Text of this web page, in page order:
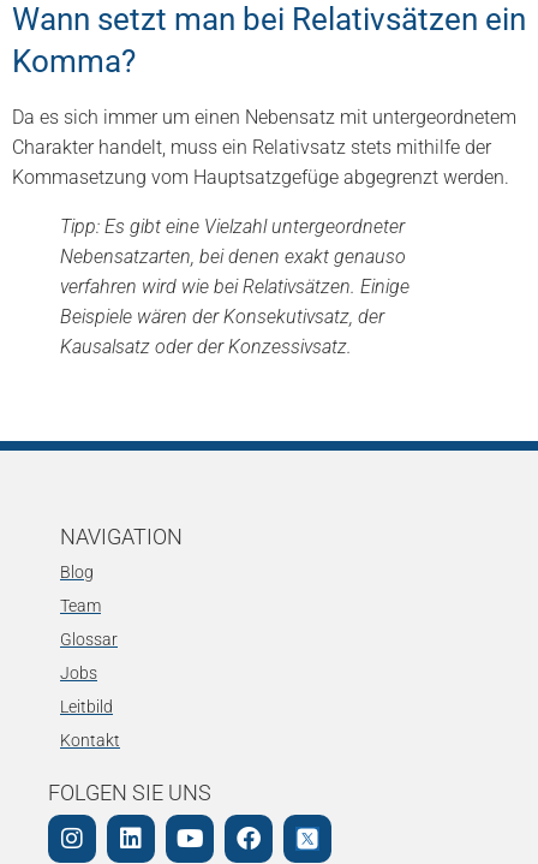
Wann setzt man bei Relativsätzen ein
Komma?
Da es sich immer um einen Nebensatz mit untergeordnetem
Charakter handelt, muss ein Relativsatz stets mithilfe der
Kommasetzung vom Hauptsatzgefüge abgegrenzt werden.
Tipp: Es gibt eine Vielzahl untergeordneter
Nebensatzarten, bei denen exakt genauso
verfahren wird wie bei Relativsätzen. Einige
Beispiele wären der Konsekutivsatz, der
Kausalsatz oder der Konzessivsatz.
NAVIGATION
Blog
Team
Glossar
Jobs
Leitbild
Kontakt
FOLGEN SIE UNS